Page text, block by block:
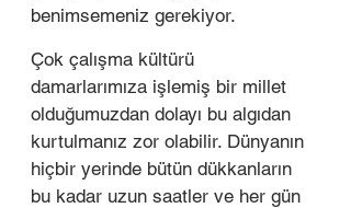
benimsemeniz gerekiyor.
Çok çalışma kültürü
damarlarımıza işlemiş bir millet
olduğumuzdan dolayı bu algıdan
kurtulmanız zor olabilir. Dünyanın
hiçbir yerinde bütün dükkanların
bu kadar uzun saatler ve her gün